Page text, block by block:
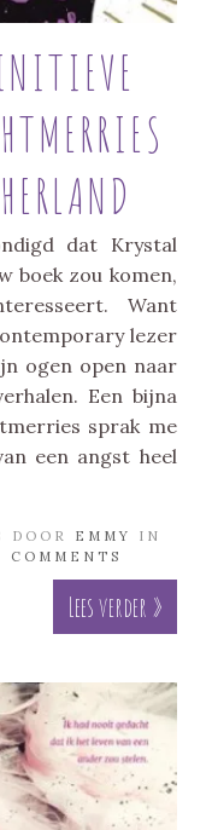
dat Krystal
boek zou komen,
Want
lezer
ogen open naar
Een bijna
sprak me
een angst heel
DOOR EMMY
IN
COMMENTS
Lees verder »